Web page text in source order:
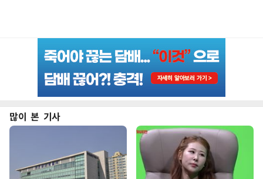
많이 본 기사